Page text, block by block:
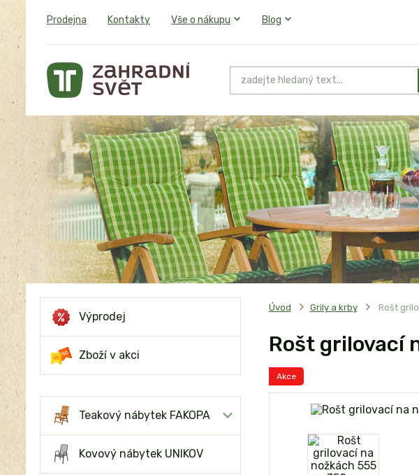
Prodejna Kontakty Vše o nákupu Blog
Výprodej
Zboží v akci
Teakový nábytek FAKOPA
Kovový nábytek UNIKOV
Úvod Grily a krby Rošt
Rošt grilovací
Akce